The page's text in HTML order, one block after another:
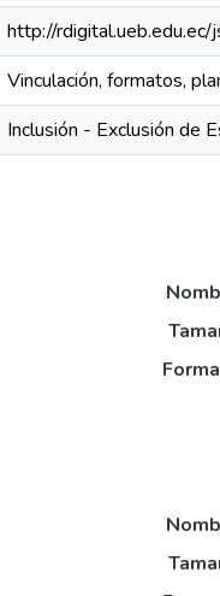
http://
Vinculación, formatos,
Inclusión - Exclusión de